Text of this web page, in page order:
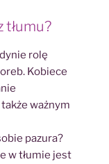
tłumu?
rolę
Kobiece
ważnym
pazura?
w tłumie jest